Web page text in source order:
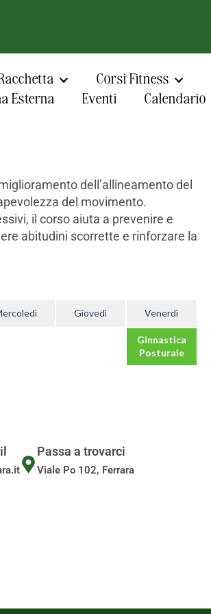
Corsi Fitness
Esterna
Eventi Calendario
dell’allineamento del
del movimento.
il corso aiuta a prevenire e
abitudini scorrette e rinforzare la
Giovedì Venerdì
Ginnastica
Posturale
Passa a trovarci
Viale Po 102, Ferrara